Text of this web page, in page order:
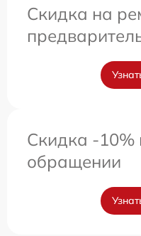
Скидка на
Скидка -10%
обращении